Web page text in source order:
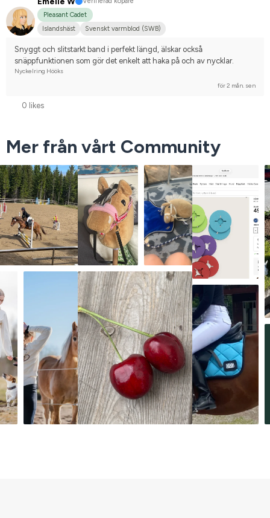
Pleasant Cadet
Islandshäst
Svenskt varmblod (SWB)
Snyggt och slitstarkt band i perfekt längd, älskar också
snäppfunktionen som gör det enkelt att haka på och av nycklar.
Nyckelring Hööks
för 2 mån. sen
0 likes
Mer från vårt Community